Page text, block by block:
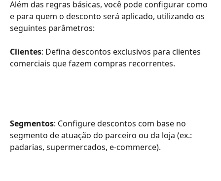
Além das regras básicas, você pode configurar como
e para quem o desconto será aplicado, utilizando os
seguintes parâmetros:
Clientes: Defina descontos exclusivos para clientes
comerciais que fazem compras recorrentes.
Segmentos: Configure descontos com base no
segmento de atuação do parceiro ou da loja (ex.:
padarias, supermercados, e-commerce).